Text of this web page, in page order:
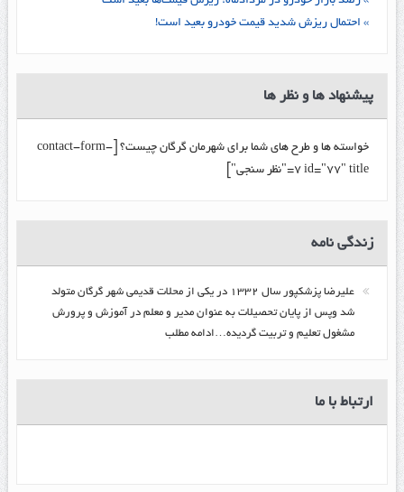
» احتمال ریزش شدید قیمت خودرو بعید است!
پیشنهاد ها و نظر ها
خواسته ها و طرح های شما برای شهرمان گرگان چیست؟ [contact-form-
7 id="77" title="نظر سنجی"]
زندگي نامه
عليرضا پزشكپور سال ۱۳۳۲ در یکی از محلات قدیمی شهر گرگان متولد
شد وپس از پایان تحصیلات به عنوان مدیر و معلم در آموزش و پرورش
مشغول تعلیم و تربیت گرديده…ادامه مطلب
ارتباط با ما